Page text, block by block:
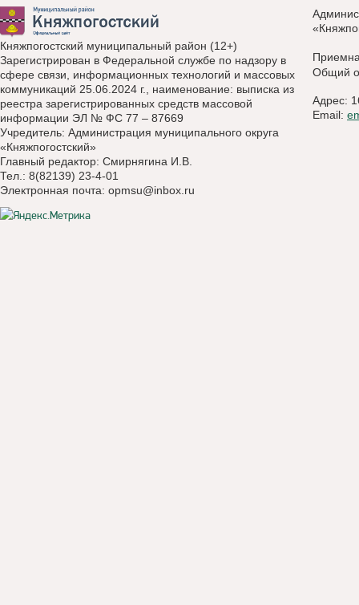
Княжпогостский муниципальный район (12+)
Зарегистрирован в Федеральной службе по надзору в
сфере связи, информационных технологий и массовых
коммуникаций 25.06.2024 г., наименование: выписка из
реестра зарегистрированных средств массовой
информации ЭЛ № ФС 77 – 87669
Учредитель: Администрация муниципального округа
«Княжпогостский»
Главный редактор: Смирнягина И.В.
Тел.: 8(82139) 23-4-01
Электронная почта: opmsu@inbox.ru
Общий
Адрес:
Email: